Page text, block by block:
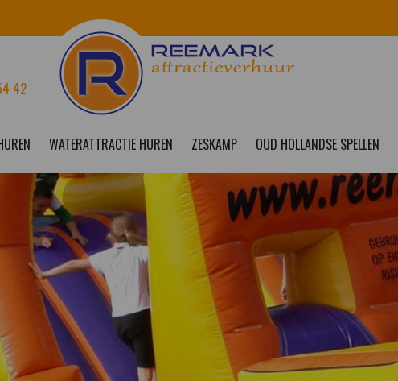
42
WATERATTRACTIE HUREN ZESKAMP OUD HOLLANDSE SPELLEN